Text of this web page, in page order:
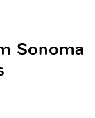
Sonoma